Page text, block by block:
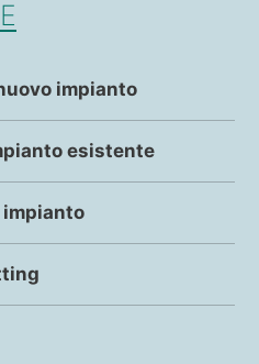
impianto
esistente
impianto